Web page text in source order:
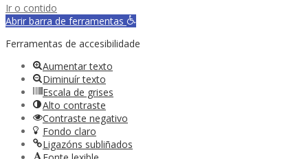
Ir o contido
Abrir barra de ferramentas
Ferramentas de accesibilidade
Aumentar texto
Diminuír texto
Escala de grises
Alto contraste
Contraste negativo
Fondo claro
Ligazóns subliñados